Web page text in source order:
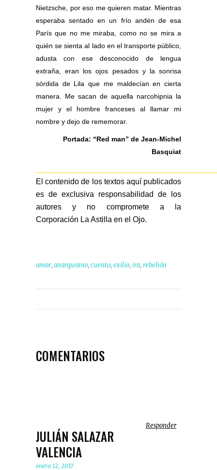
Nietzsche, por eso me quieren matar. Mientras
esperaba sentado en un frío andén de esa
París que no me miraba, como no se mira a
quién se sienta al lado en el transporte público,
adusta con ese desconocido de lengua
extraña, eran los ojos pesados y la sonrisa
sórdida de Lila que me maldecían en cierta
manera. Me sacan de aquella narcohipnia la
mujer y el hombre franceses al llamar mi
nombre y dejo de rememorar.
Portada: “Red man” de Jean-Michel
Basquiat
El contenido de los textos aquí publicados
es de exclusiva responsabilidad de los
autores y no compromete a la
Corporación La Astilla en el Ojo.
amor,anarquismo,cuento,exilio,ira,rebelión
COMENTARIOS
JULIÁN SALAZAR
VALENCIA
enero 12, 2017
Responder